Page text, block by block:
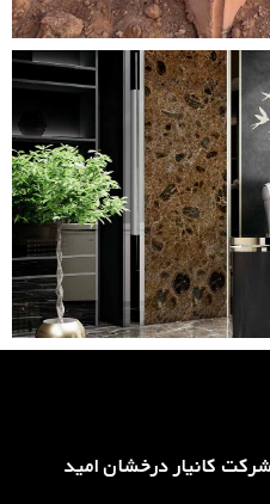
کانیار درخشان امید